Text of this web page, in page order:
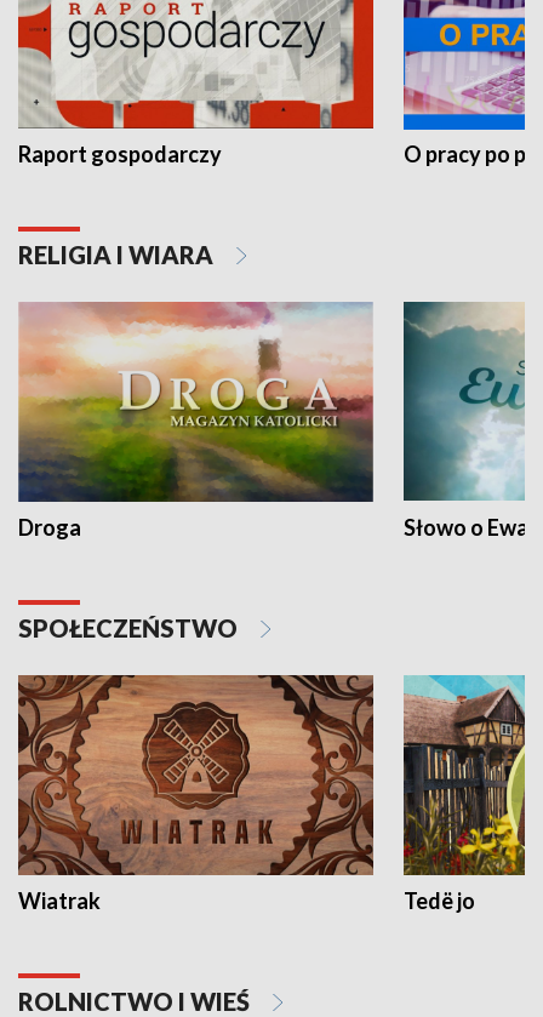
Raport gospodarczy O pracy po
RELIGIA I WIARA
Droga Słowo o
SPOŁECZEŃSTWO
Wiatrak Tedë jo
ROLNICTWO I WIEŚ